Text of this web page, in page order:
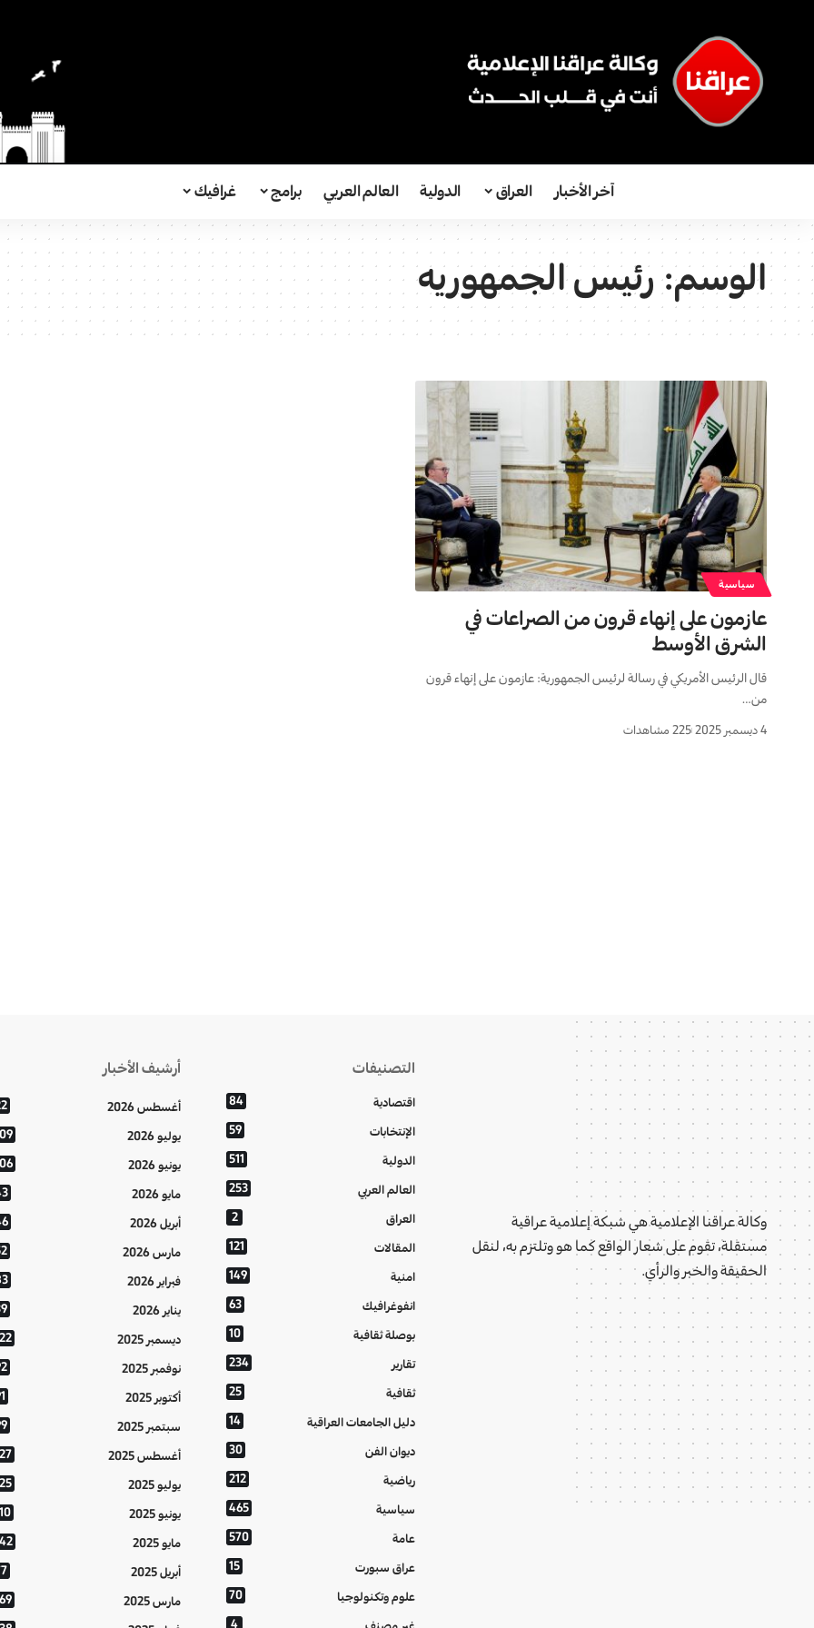
آخر الأخبار العراق الدولية العالم العربي برامج غرافيك
الوسم:رئیس الجمهوریه
سياسية
عازمون على إنهاء قرون من الصراعات في
الشرق الأوسط
قال الرئيس الأمريكي في رسالة لرئيس الجمهورية: عازمون على إنهاء قرون
من…
4 ديسمبر 2025 225 مشاهدات
وكالة عراقنا الإعلامية هي شبكة إعلامية عراقية
مستقلة، تقوم على شعار الواقع كما هو وتلتزم به، لنقل
الحقيقة والخبر والرأي.
التصنيفات
اقتصادية 84
الإنتخابات 59
الدولية 511
العالم العربي 253
العراق 2
المقالات 121
امنية 149
انفوغرافيك 63
بوصلة ثقافية 10
تقارير 234
ثقافية 25
دليل الجامعات العراقية 14
ديوان الفن 30
رياضية 212
سياسية 465
عامة 570
عراق سبورت 15
علوم وتكنولوجيا 70
4
أرشيف الأخبار
أغسطس 2026
يوليو 2026
يونيو 2026
مايو 2026
أبريل 2026
مارس 2026
فبراير 2026
يناير 2026
ديسمبر 2025
نوفمبر 2025
أكتوبر 2025
سبتمبر 2025
أغسطس 2025
يوليو 2025
يونيو 2025
مايو 2025
أبريل 2025
مارس 2025